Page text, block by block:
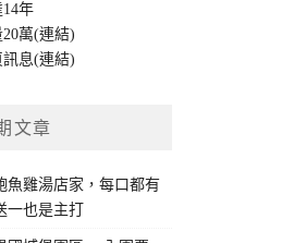
年
萬(連結)
訊息(連結)
文章
魚雞湯店家，每口都有
也是主打